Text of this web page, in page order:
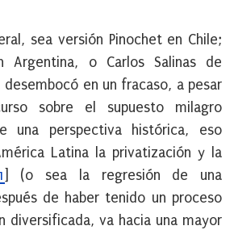
sea versión Pinochet en Chile;
Argentina, o Carlos Salinas de
en un fracaso, a pesar
sobre el supuesto milagro
una perspectiva histórica, eso
Latina la privatización y la
(o sea la regresión de una
de haber tenido un proceso
diversificada, va hacia una mayor